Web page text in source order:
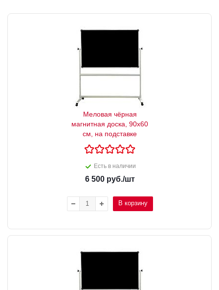
Меловая чёрная
магнитная доска, 90х60
см, на подставке
Есть в наличии
6 500руб./шт
В корзину